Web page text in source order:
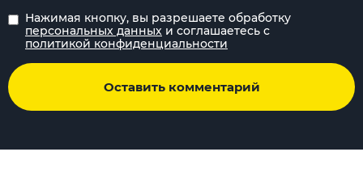
Нажимая кнопку, вы разрешаете обработку
персональных данных и соглашаетесь с
политикой конфиденциальности
Оставить комментарий